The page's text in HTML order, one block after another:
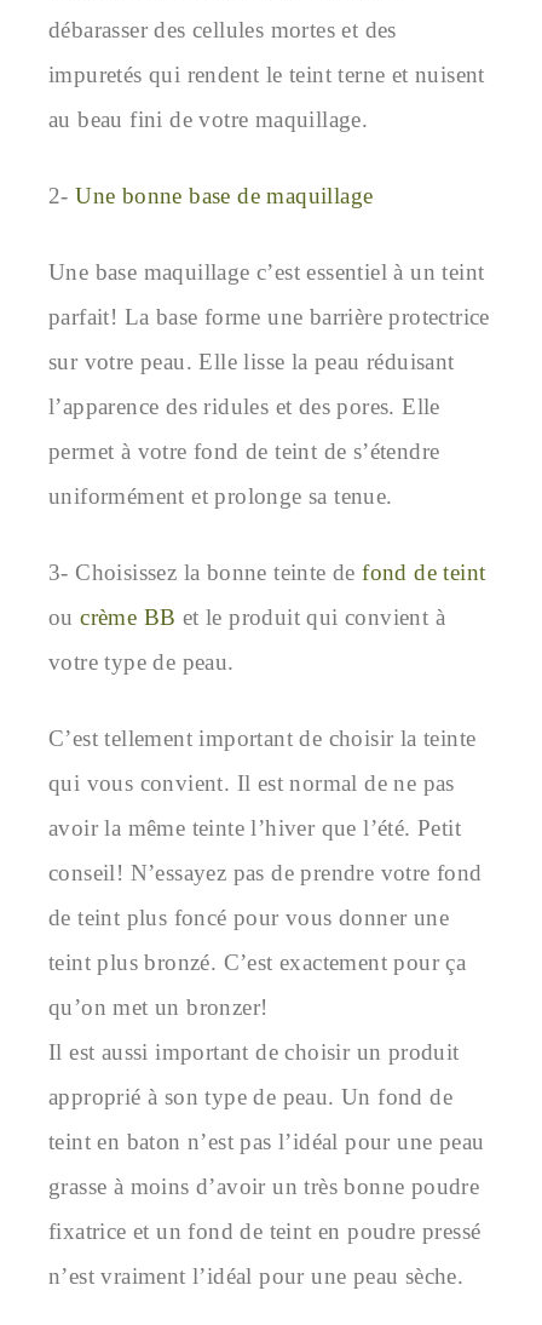
débarasser des cellules mortes et des
impuretés qui rendent le teint terne et nuisent
au beau fini de votre maquillage.
2-Une bonne base de maquillage
Une base maquillage c’est essentiel à un teint
parfait! La base forme une barrière protectrice
sur votre peau. Elle lisse la peau réduisant
l’apparence des ridules et des pores. Elle
permet à votre fond de teint de s’étendre
uniformément et prolonge sa tenue.
3- Choisissez la bonne teinte defond de teint
oucrème BB et le produit qui convient à
votre type de peau.
C’est tellement important de choisir la teinte
qui vous convient. Il est normal de ne pas
avoir la même teinte l’hiver que l’été. Petit
conseil! N’essayez pas de prendre votre fond
de teint plus foncé pour vous donner une
teint plus bronzé. C’est exactement pour ça
qu’on met un bronzer!
Il est aussi important de choisir un produit
approprié à son type de peau. Un fond de
teint en baton n’est pas l’idéal pour une peau
grasse à moins d’avoir un très bonne poudre
fixatrice et un fond de teint en poudre pressé
n’est vraiment l’idéal pour une peau sèche.